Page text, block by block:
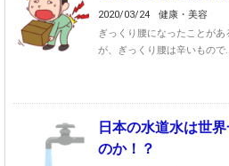
2020/03/24
健康・美容
ぎっくり腰になったことが
が、ぎっくり腰は辛いもので
日本の水道水は世
のか！？